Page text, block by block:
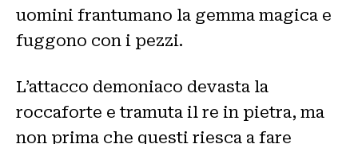
uomini frantumano la gemma magica e
fuggono con i pezzi.
L’attacco demoniaco devasta la
roccaforte e tramuta il re in pietra, ma
non prima che questi riesca a fare